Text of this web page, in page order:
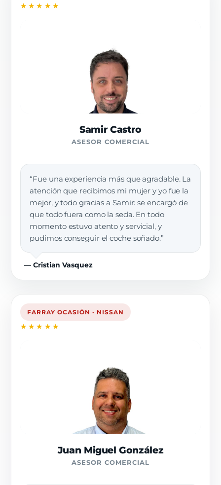
★★★★★
Samir Castro
ASESOR COMERCIAL
“Fue una experiencia más que agradable. La
atención que recibimos mi mujer y yo fue la
mejor, y todo gracias a Samir: se encargó de
que todo fuera como la seda. En todo
momento estuvo atento y servicial, y
pudimos conseguir el coche soñado.”
— Cristian Vasquez
FARRAY OCASIÓN · NISSAN
★★★★★
Juan Miguel González
ASESOR COMERCIAL